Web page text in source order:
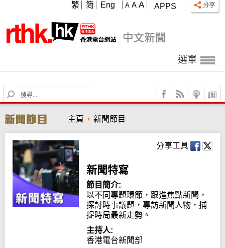
APPS
A A A
繁 简 Eng
選單
S
e
r
c
h
主頁 新聞節目
分享工具
新聞特寫
節目簡介:
以不同專題環節，跟進焦點新聞，
探討時事議題，專訪新聞人物，捕
捉時局最新走勢。
主持人:
香港電台新聞部